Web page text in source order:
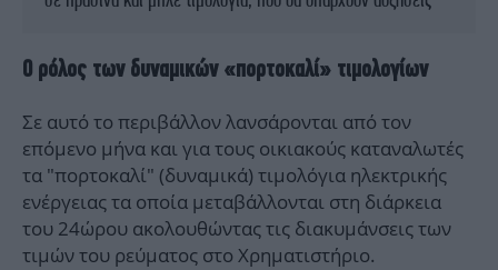
Ο ρόλος των δυναμικών «πορτοκαλί» τιμολογίων
Σε αυτό το περιβάλλον λανσάρονται από τον
επόμενο μήνα και για τους οικιακούς καταναλωτές
τα "πορτοκαλί" (δυναμικά) τιμολόγια ηλεκτρικής
ενέργειας τα οποία μεταβάλλονται στη διάρκεια
του 24ώρου ακολουθώντας τις διακυμάνσεις των
τιμών του ρεύματος στο Χρηματιστήριο.